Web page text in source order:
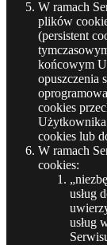
W ramach
plików
(persistent
końcowym
opuszczenia
cookies
Użytkownika
cookies lub
W ramach
cookies:
usług
usług